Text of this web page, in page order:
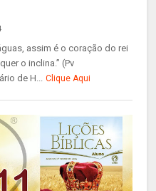
assim é o coração do rei
o inclina.” (Pv
de H... Clique Aqui